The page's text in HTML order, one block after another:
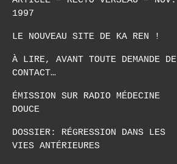
1997
LE NOUVEAU SITE DE KA REN !
À LIRE, AVANT TOUTE DEMANDE DE
CONTACT…
ÉMISSION SUR RADIO MÉDECINE
DOUCE
DOSSIER: RÉGRESSION DANS LES
VIES ANTÉRIEURES